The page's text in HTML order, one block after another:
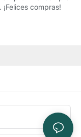
compras!